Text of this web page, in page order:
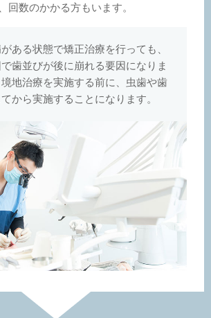
回数のかかる方もいます。
ある状態で矯正治療を行っても、
歯並びが後に崩れる要因になりま
地治療を実施する前に、虫歯や歯
から実施することになります。